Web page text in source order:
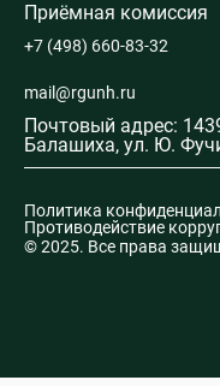
Приёмная комиссия
+7 (498) 660-83-32
mail@rgunh.ru
Почтовый адрес:
Балашиха, ул. Ю.
© 2025. Все права
Политика
Противодействие